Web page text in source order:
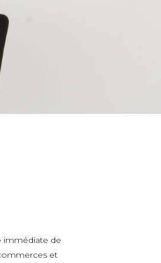
immédiate de
et